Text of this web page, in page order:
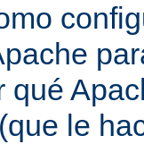
qué
le